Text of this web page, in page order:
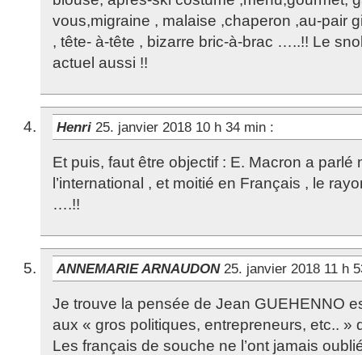
vous,migraine , malaise ,chaperon ,au-pair
, tête- à-tête , bizarre bric-à-brac …..!! Le
actuel aussi !!
Henri 25. janvier 2018 10 h 34 min :
Et puis, faut être objectif : E. Macron a parlé
l’international , et moitié en Français , le
….!!
ANNEMARIE ARNAUDON 25. janvier 2018 11 h
Je trouve la pensée de Jean GUEHENNO
aux « gros politiques, entrepreneurs, etc.. »
Les français de souche ne l’ont jamais